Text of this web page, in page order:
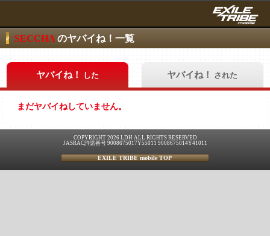
SECCHA のヤバイね！一覧
ヤバイね！ した ヤバイね！ された
まだヤバイねしていません。
COPYRIGHT 2026 LDH ALL RIGHTS RESERVED
JASRAC許諾番号 9008675017Y55011 9008675014Y41011
EXILE TRIBE mobile TOP